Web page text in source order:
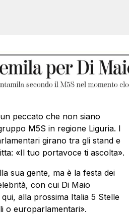
peccato che non siano
M5S in regione Liguria. I
girano tra gli stand e
«Il tuo portavoce ti ascolta».
sua gente, ma è la festa dei
con cui Di Maio
alla prossima Italia 5 Stelle
o europarlamentari».